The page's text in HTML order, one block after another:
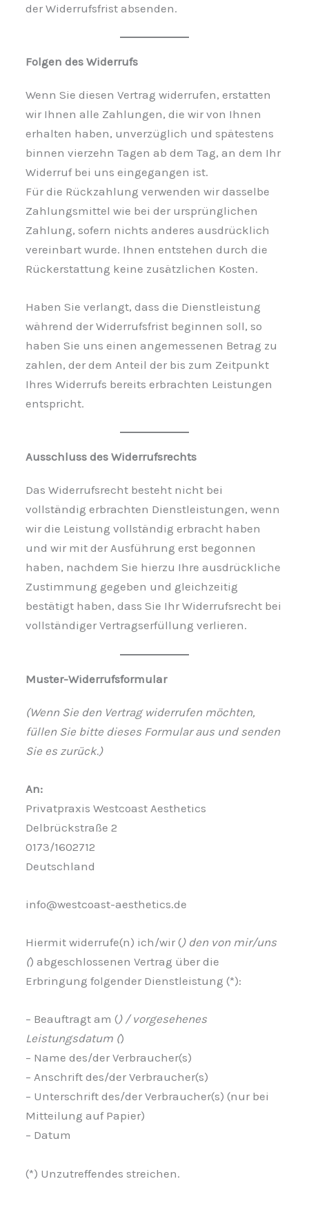
der Widerrufsfrist absenden.
Folgen des Widerrufs
Wenn Sie diesen Vertrag widerrufen, erstatten
wir Ihnen alle Zahlungen, die wir von Ihnen
erhalten haben, unverzüglich und spätestens
binnen vierzehn Tagen ab dem Tag, an dem Ihr
Widerruf bei uns eingegangen ist.
Für die Rückzahlung verwenden wir dasselbe
Zahlungsmittel wie bei der ursprünglichen
Zahlung, sofern nichts anderes ausdrücklich
vereinbart wurde. Ihnen entstehen durch die
Rückerstattung keine zusätzlichen Kosten.
Haben Sie verlangt, dass die Dienstleistung
während der Widerrufsfrist beginnen soll, so
haben Sie uns einen angemessenen Betrag zu
zahlen, der dem Anteil der bis zum Zeitpunkt
Ihres Widerrufs bereits erbrachten Leistungen
entspricht.
Ausschluss des Widerrufsrechts
Das Widerrufsrecht besteht nicht bei
vollständig erbrachten Dienstleistungen, wenn
wir die Leistung vollständig erbracht haben
und wir mit der Ausführung erst begonnen
haben, nachdem Sie hierzu Ihre ausdrückliche
Zustimmung gegeben und gleichzeitig
bestätigt haben, dass Sie Ihr Widerrufsrecht bei
vollständiger Vertragserfüllung verlieren.
Muster-Widerrufsformular
(Wenn Sie den Vertrag widerrufen möchten,
füllen Sie bitte dieses Formular aus und senden
Sie es zurück.)
An:
Privatpraxis Westcoast Aesthetics
Delbrückstraße 2
0173/1602712
Deutschland
info@westcoast-aesthetics.de
Hiermit widerrufe(n) ich/wir () den von mir/uns
() abgeschlossenen Vertrag über die
Erbringung folgender Dienstleistung (*):
– Beauftragt am () / vorgesehenes
Leistungsdatum ()
– Name des/der Verbraucher(s)
– Anschrift des/der Verbraucher(s)
– Unterschrift des/der Verbraucher(s) (nur bei
Mitteilung auf Papier)
– Datum
(*) Unzutreffendes streichen.